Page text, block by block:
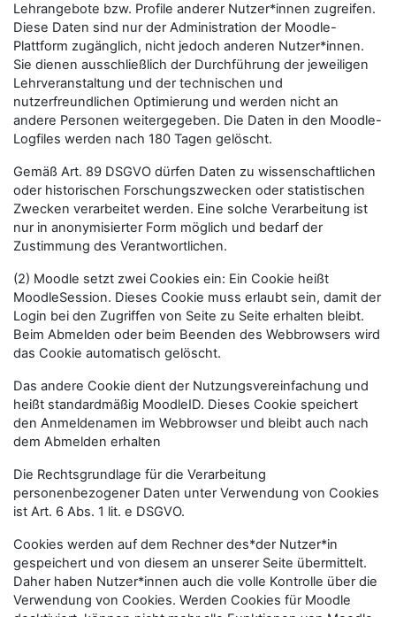
Lehrangebote bzw. Profile anderer Nutzer*innen zugreifen.
Diese Daten sind nur der Administration der Moodle-
Plattform zugänglich, nicht jedoch anderen Nutzer*innen.
Sie dienen ausschließlich der Durchführung der jeweiligen
Lehrveranstaltung und der technischen und
nutzerfreundlichen Optimierung und werden nicht an
andere Personen weitergegeben. Die Daten in den Moodle-
Logfiles werden nach 180 Tagen gelöscht.
Gemäß Art. 89 DSGVO dürfen Daten zu wissenschaftlichen
oder historischen Forschungszwecken oder statistischen
Zwecken verarbeitet werden. Eine solche Verarbeitung ist
nur in anonymisierter Form möglich und bedarf der
Zustimmung des Verantwortlichen.
(2) Moodle setzt zwei Cookies ein: Ein Cookie heißt
MoodleSession. Dieses Cookie muss erlaubt sein, damit der
Login bei den Zugriffen von Seite zu Seite erhalten bleibt.
Beim Abmelden oder beim Beenden des Webbrowsers wird
das Cookie automatisch gelöscht.
Das andere Cookie dient der Nutzungsvereinfachung und
heißt standardmäßig MoodleID. Dieses Cookie speichert
den Anmeldenamen im Webbrowser und bleibt auch nach
dem Abmelden erhalten
Die Rechtsgrundlage für die Verarbeitung
personenbezogener Daten unter Verwendung von Cookies
ist Art. 6 Abs. 1 lit. e DSGVO.
Cookies werden auf dem Rechner des*der Nutzer*in
gespeichert und von diesem an unserer Seite übermittelt.
Daher haben Nutzer*innen auch die volle Kontrolle über die
Verwendung von Cookies. Werden Cookies für Moodle